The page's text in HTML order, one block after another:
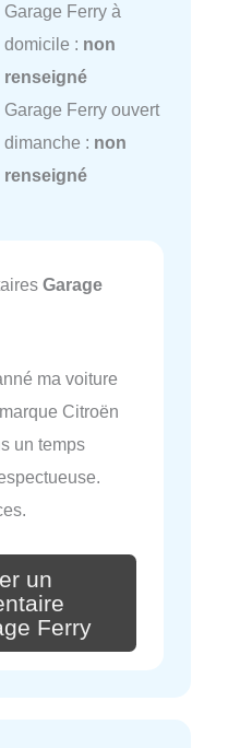
Garage Ferry à
domicile : non
renseigné
Garage Ferry ouvert
dimanche : non
renseigné
Garage
ma voiture
Citroën
un temps
un
Ferry